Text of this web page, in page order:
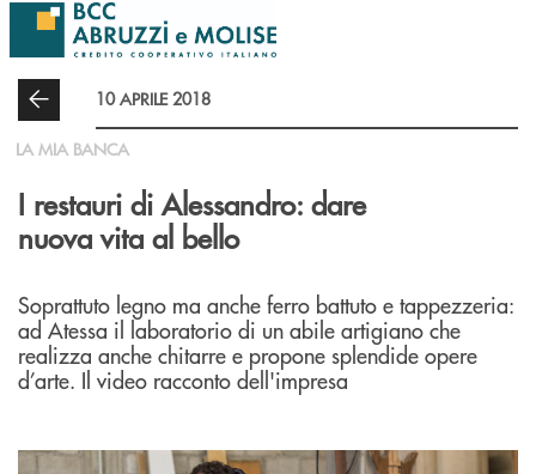
Salta al contenuto principale
10 APRILE 2018
LA MIA BANCA
I restauri di Alessandro: dare
nuova vita al bello
Soprattuto legno ma anche ferro battuto e tappezzeria:
ad Atessa il laboratorio di un abile artigiano che
realizza anche chitarre e propone splendide opere
d’arte. Il video racconto dell'impresa